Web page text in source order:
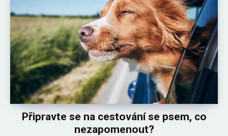
Připravte se na cestování se psem, co
nezapomenout?